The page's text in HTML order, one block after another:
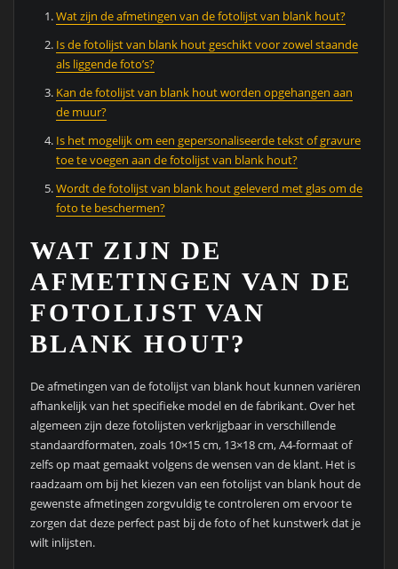
Wat zijn de afmetingen van de fotolijst van blank hout?
Is de fotolijst van blank hout geschikt voor zowel staande
als liggende foto’s?
Kan de fotolijst van blank hout worden opgehangen aan
de muur?
Is het mogelijk om een gepersonaliseerde tekst of gravure
toe te voegen aan de fotolijst van blank hout?
Wordt de fotolijst van blank hout geleverd met glas om de
foto te beschermen?
WAT ZIJN DE
AFMETINGEN VAN DE
FOTOLIJST VAN
BLANK HOUT?
De afmetingen van de fotolijst van blank hout kunnen variëren
afhankelijk van het specifieke model en de fabrikant. Over het
algemeen zijn deze fotolijsten verkrijgbaar in verschillende
standaardformaten, zoals 10×15 cm, 13×18 cm, A4-formaat of
zelfs op maat gemaakt volgens de wensen van de klant. Het is
raadzaam om bij het kiezen van een fotolijst van blank hout de
gewenste afmetingen zorgvuldig te controleren om ervoor te
zorgen dat deze perfect past bij de foto of het kunstwerk dat je
wilt inlijsten.